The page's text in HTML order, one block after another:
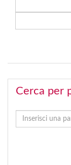
Cerca per